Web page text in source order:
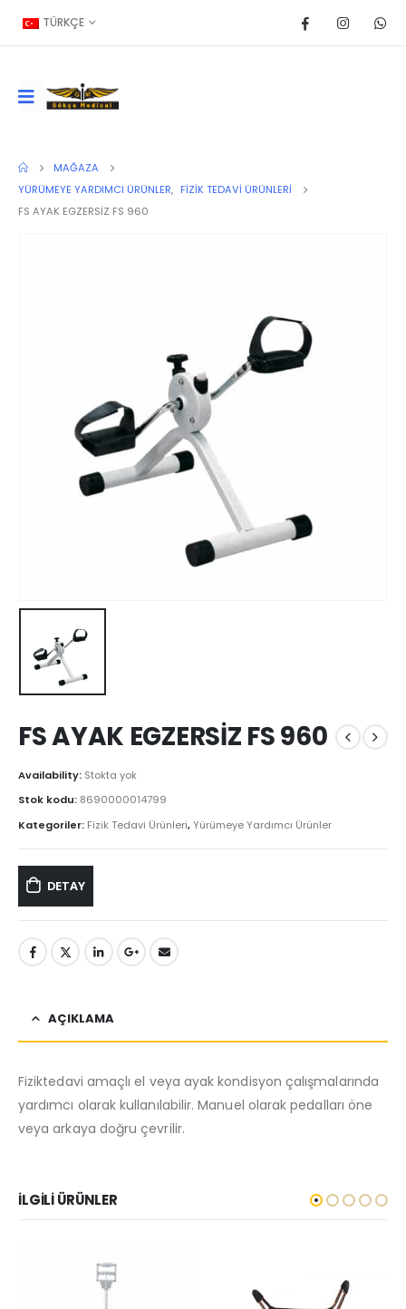
TÜRKÇE
MAĞAZA
YÜRÜMEYE YARDIMCI ÜRÜNLER, FIZIK TEDAVI ÜRÜNLERI
FS AYAK EGZERSİZ FS 960
FS AYAK EGZERSİZ FS 960
Availability: Stokta yok
Stok kodu: 8690000014799
Kategoriler: Fizik Tedavi Ürünleri,Yürümeye Yardımcı Ürünler
DETAY
AÇIKLAMA
Fiziktedavi amaçlı el veya ayak kondisyon çalışmalarında
yardımcı olarak kullanılabilir. Manuel olarak pedalları öne
veya arkaya doğru çevrilir.
İLGILI ÜRÜNLER